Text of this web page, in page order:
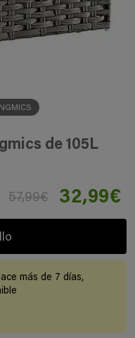
de 105L
57,99€ 32,99€
más de 7 días,